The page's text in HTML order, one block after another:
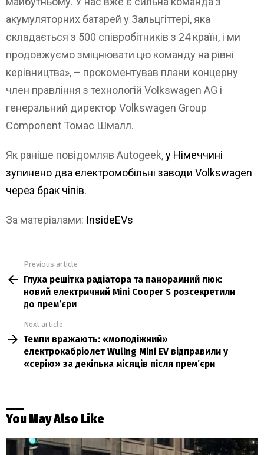
акумуляторних батарей у Зальцгіттері, яка
складається з 500 співробітників з 24 країн, і ми
продовжуємо зміцнювати цю команду на рівні
керівництва», – прокоментував плани концерну
член правління з технологій Volkswagen AG і
генеральний директор Volkswagen Group
Component Томас Шмалл.
Як раніше повідомляв Autogeek,у Німеччині
зупинено два електромобільні заводи Volkswagen
через брак чіпів.
За матеріалами: InsideEVs
more
Previous article
Глуха решітка радіатора та панорамний люк:
новий електричний Mini Cooper S розсекретили
до прем’єри
Next article
Темпи вражають: «молодіжний»
електрокабріолет Wuling Mini EV відправили у
«серію» за декілька місяців після прем’єри
You May Also Like